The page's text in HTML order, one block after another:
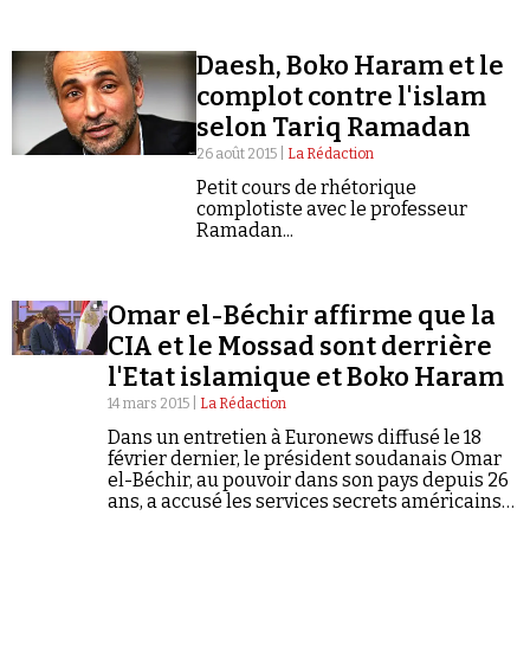
Faire un don
Demander à Vera
Daesh, Boko Haram et le
complot contre l'islam
26 août 2015 | La Rédaction
Petit cours de rhétorique
complotiste avec le professeur
Ramadan...
Omar el-Béchir affirme que la
CIA et le Mossad sont derrière
l'Etat islamique et Boko Haram
14 mars 2015 | La Rédaction
Dans un entretien à Euronews diffusé le 18
février dernier, le président soudanais Omar
el-Béchir, au pouvoir dans son pays depuis 26
ans, a accusé les services secrets américains